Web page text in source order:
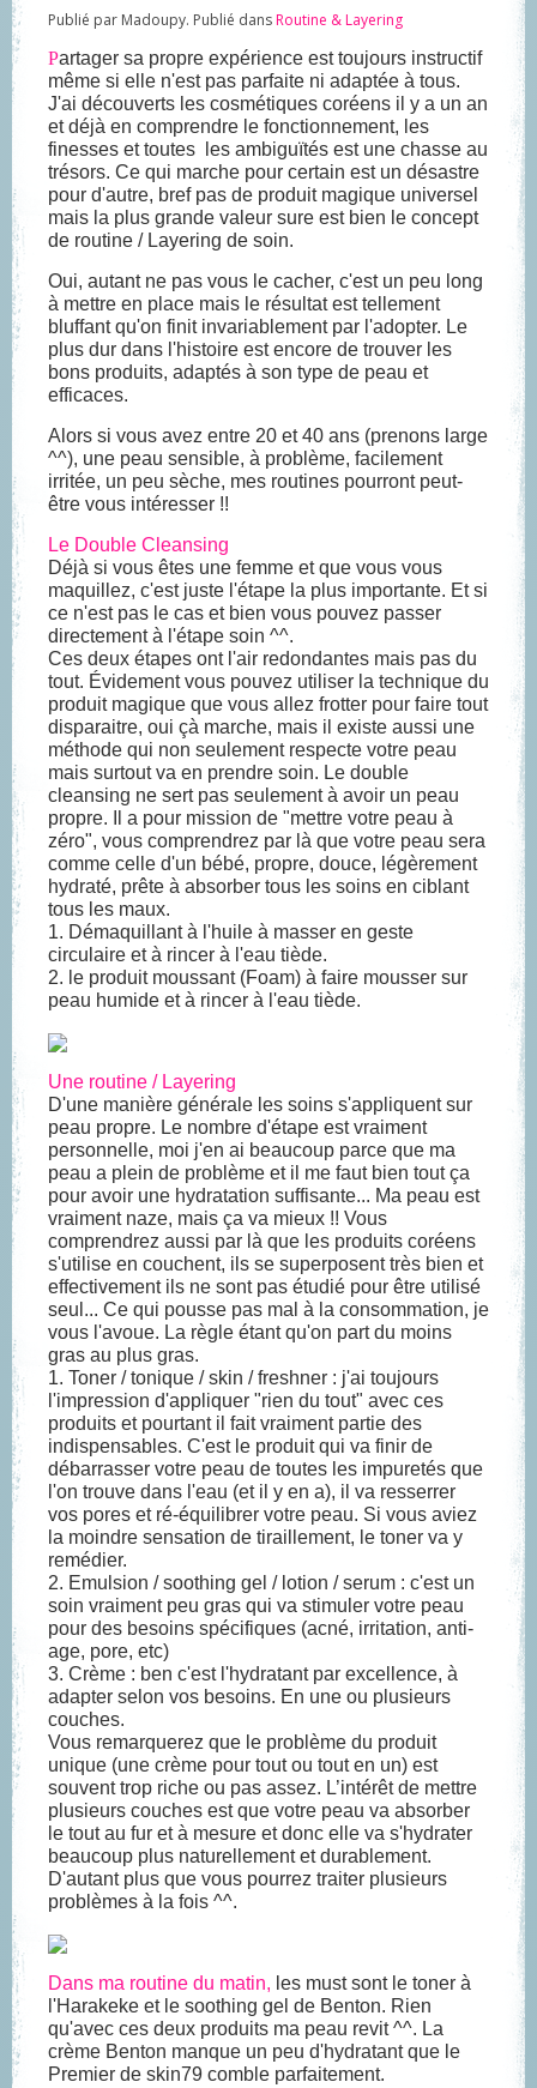
Publié par Madoupy. Publié dansRoutine & Layering
Partager sa propre expérience est toujours instructif
même si elle n'est pas parfaite ni adaptée à tous.
J'ai découverts les cosmétiques coréens il y a un an
et déjà en comprendre le fonctionnement, les
finesses et toutes les ambiguïtés est une chasse au
trésors. Ce qui marche pour certain est un désastre
pour d'autre, bref pas de produit magique universel
mais la plus grande valeur sure est bien le concept
de routine / Layering de soin.
Oui, autant ne pas vous le cacher, c'est un peu long
à mettre en place mais le résultat est tellement
bluffant qu'on finit invariablement par l'adopter. Le
plus dur dans l'histoire est encore de trouver les
bons produits, adaptés à son type de peau et
efficaces.
Alors si vous avez entre 20 et 40 ans (prenons large
^^), une peau sensible, à problème, facilement
irritée, un peu sèche, mes routines pourront peut-
être vous intéresser !!
Le Double Cleansing
Déjà si vous êtes une femme et que vous vous
maquillez, c'est juste l'étape la plus importante. Et si
ce n'est pas le cas et bien vous pouvez passer
directement à l'étape soin ^^.
Ces deux étapes ont l'air redondantes mais pas du
tout. Évidement vous pouvez utiliser la technique du
produit magique que vous allez frotter pour faire tout
disparaitre, oui çà marche, mais il existe aussi une
méthode qui non seulement respecte votre peau
mais surtout va en prendre soin. Le double
cleansing ne sert pas seulement à avoir un peau
propre. Il a pour mission de "mettre votre peau à
zéro", vous comprendrez par là que votre peau sera
comme celle d'un bébé, propre, douce, légèrement
hydraté, prête à absorber tous les soins en ciblant
tous les maux.
1. Démaquillant à l'huile à masser en geste
circulaire et à rincer à l'eau tiède.
2. le produit moussant (Foam) à faire mousser sur
peau humide et à rincer à l'eau tiède.
Une routine / Layering
D'une manière générale les soins s'appliquent sur
peau propre. Le nombre d'étape est vraiment
personnelle, moi j'en ai beaucoup parce que ma
peau a plein de problème et il me faut bien tout ça
pour avoir une hydratation suffisante... Ma peau est
vraiment naze, mais ça va mieux !! Vous
comprendrez aussi par là que les produits coréens
s'utilise en couchent, ils se superposent très bien et
effectivement ils ne sont pas étudié pour être utilisé
seul... Ce qui pousse pas mal à la consommation, je
vous l'avoue. La règle étant qu'on part du moins
gras au plus gras.
1. Toner / tonique / skin / freshner : j'ai toujours
l'impression d'appliquer "rien du tout" avec ces
produits et pourtant il fait vraiment partie des
indispensables. C'est le produit qui va finir de
débarrasser votre peau de toutes les impuretés que
l'on trouve dans l'eau (et il y en a), il va resserrer
vos pores et ré-équilibrer votre peau. Si vous aviez
la moindre sensation de tiraillement, le toner va y
remédier.
2. Emulsion / soothing gel / lotion / serum : c'est un
soin vraiment peu gras qui va stimuler votre peau
pour des besoins spécifiques (acné, irritation, anti-
age, pore, etc)
3. Crème : ben c'est l'hydratant par excellence, à
adapter selon vos besoins. En une ou plusieurs
couches.
Vous remarquerez que le problème du produit
unique (une crème pour tout ou tout en un) est
souvent trop riche ou pas assez. L’intérêt de mettre
plusieurs couches est que votre peau va absorber
le tout au fur et à mesure et donc elle va s'hydrater
beaucoup plus naturellement et durablement.
D'autant plus que vous pourrez traiter plusieurs
problèmes à la fois ^^.
Dans ma routine du matin, les must sont le toner à
l'Harakeke et le soothing gel de Benton. Rien
qu'avec ces deux produits ma peau revit ^^. La
crème Benton manque un peu d'hydratant que le
Premier de skin79 comble parfaitement.